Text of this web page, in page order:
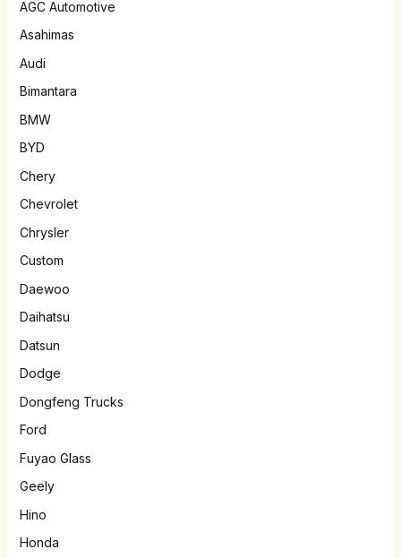
AGC Automotive
Asahimas
Audi
Bimantara
BMW
BYD
Chery
Chevrolet
Chrysler
Custom
Daewoo
Daihatsu
Datsun
Dodge
Dongfeng Trucks
Ford
Fuyao Glass
Geely
Hino
Honda